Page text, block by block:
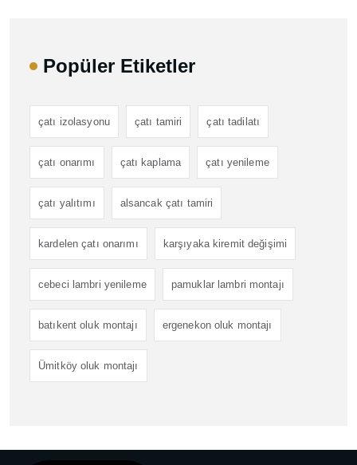
Popüler Etiketler
çatı izolasyonu çatı tamiri çatı tadilatı
çatı onarımı çatı kaplama çatı yenileme
çatı yalıtımı alsancak çatı tamiri
kardelen çatı onarımı karşıyaka kiremit değişimi
cebeci lambri yenileme pamuklar lambri montajı
batıkent oluk montajı ergenekon oluk montajı
Ümitköy oluk montajı